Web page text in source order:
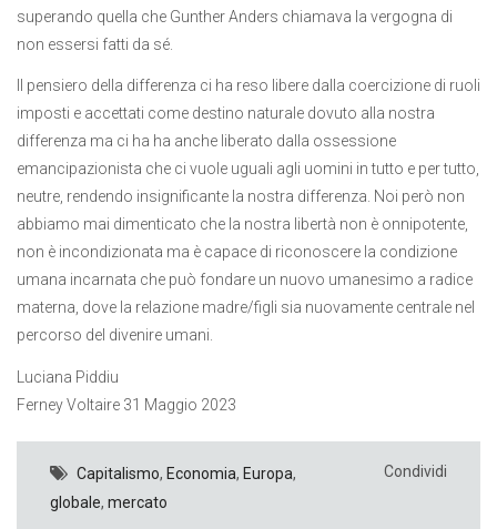
superando quella che Gunther Anders chiamava la vergogna di
non essersi fatti da sé.
Il pensiero della differenza ci ha reso libere dalla coercizione di ruoli
imposti e accettati come destino naturale dovuto alla nostra
differenza ma ci ha ha anche liberato dalla ossessione
emancipazionista che ci vuole uguali agli uomini in tutto e per tutto,
neutre, rendendo insignificante la nostra differenza. Noi però non
abbiamo mai dimenticato che la nostra libertà non è onnipotente,
non è incondizionata ma è capace di riconoscere la condizione
umana incarnata che può fondare un nuovo umanesimo a radice
materna, dove la relazione madre/figli sia nuovamente centrale nel
percorso del divenire umani.
Luciana Piddiu
Ferney Voltaire 31 Maggio 2023
Capitalismo, Economia, Europa,
globale, mercato
Condividi